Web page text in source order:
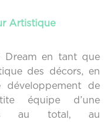
Artistique
Dream en tant que
des décors, en
de
équipe d’une
au total, au